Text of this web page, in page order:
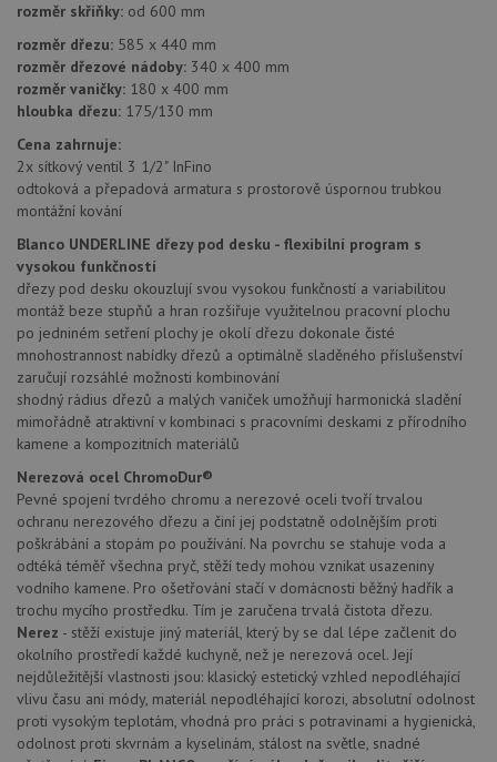
rozměr skříňky: od 600 mm
rozměr dřezu: 585 x 440 mm
rozměr dřezové nádoby: 340 x 400 mm
rozměr vaničky: 180 x 400 mm
hloubka dřezu: 175/130 mm
Cena zahrnuje:
2x sítkový ventil 3 1/2" InFino
odtoková a přepadová armatura s prostorově úspornou trubkou
montážní kování
Blanco UNDERLINE dřezy pod desku - flexibilní program s
vysokou funkčností
dřezy pod desku okouzlují svou vysokou funkčností a variabilitou
montáž beze stupňů a hran rozšiřuje využitelnou pracovní plochu
po jedniném setření plochy je okolí dřezu dokonale čisté
mnohostrannost nabídky dřezů a optimálně sladěného příslušenství
zaručují rozsáhlé možnosti kombinování
shodný rádius dřezů a malých vaniček umožňují harmonická sladění
mimořádně atraktivní v kombinaci s pracovními deskami z přírodního
kamene a kompozitních materiálů
Nerezová ocel ChromoDur®
Pevné spojení tvrdého chromu a nerezové oceli tvoří trvalou
ochranu nerezového dřezu a činí jej podstatně odolnějším proti
poškrábání a stopám po používání. Na povrchu se stahuje voda a
odtéká téměř všechna pryč, stěží tedy mohou vznikat usazeniny
vodního kamene. Pro ošetřování stačí v domácnosti běžný hadřík a
trochu mycího prostředku. Tím je zaručena trvalá čistota dřezu.
Nerez - stěží existuje jiný materiál, který by se dal lépe začlenit do
okolního prostředí každé kuchyně, než je nerezová ocel. Její
nejdůležitější vlastnosti jsou: klasický estetický vzhled nepodléhající
vlivu času ani módy, materiál nepodléhající korozi, absolutní odolnost
proti vysokým teplotám, vhodná pro práci s potravinami a hygienická,
odolnost proti skvrnám a kyselinám, stálost na světle, snadné
Název
udid .drezy-blanco.cz
AWSALBCORS
widget-
mediator.zopim.com
použití
další
cookie
CookieScriptConsent
CookieScript
www.drezy-
blanco.cz
5 měsíců
4 týdny
zásadách ochrany soukromí společnosti Google